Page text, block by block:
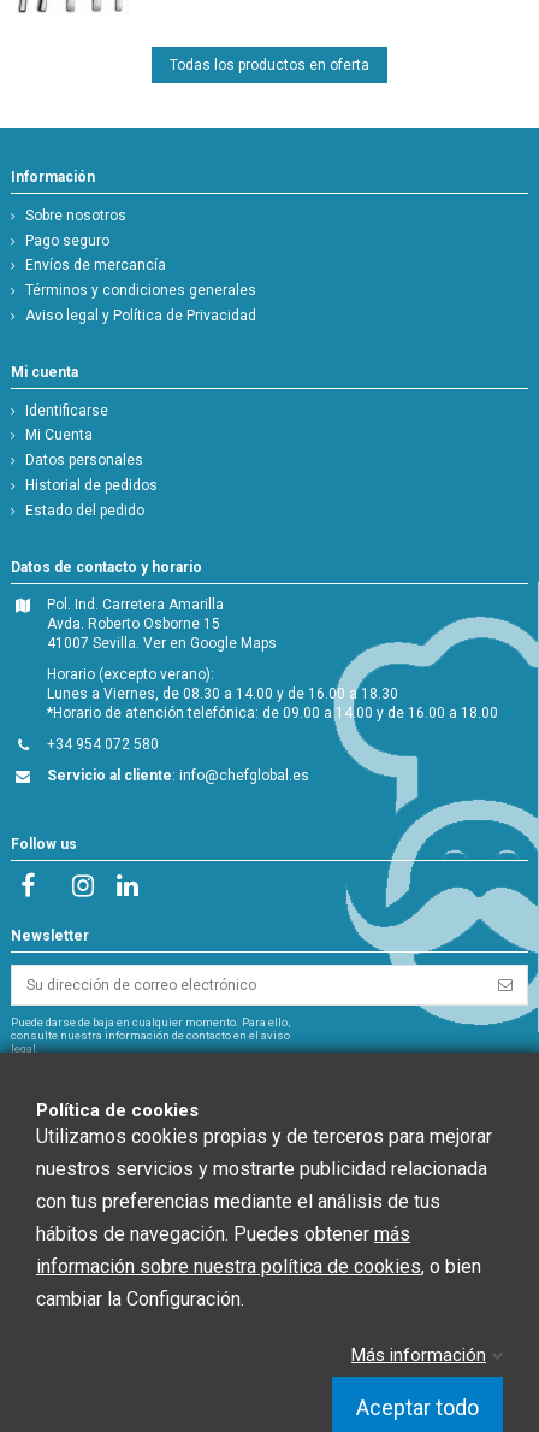
Todas los productos en oferta
Información
Sobre nosotros
Pago seguro
Envíos de mercancía
Términos y condiciones generales
Aviso legal y Política de Privacidad
Mi cuenta
Identificarse
Mi Cuenta
Datos personales
Historial de pedidos
Estado del pedido
Datos de contacto y horario
Pol. Ind. Carretera Amarilla
Avda. Roberto Osborne 15
41007 Sevilla.Ver en Google Maps
Horario (excepto verano):
Lunes a Viernes, de 08.30 a 14.00 y de 16.00 a 18.30
*Horario de atención telefónica: de 09.00 a 14.00 y de 16.00 a 18.00
+34 954 072 580
Servicio al cliente:info@chefglobal.es
Follow us
Newsletter
Puede darse de baja en cualquier momento. Para ello,
consulte nuestra información de contacto en el aviso
legal.
CHEF GLOBAL 2014 SOCIEDAD LIMITADA ha recibido una ayuda de la Unión
Europea con cargo al Fondo NextGenerationEU, en el marco del Plan de
Recuperación, Trasformación y Resiliencia, para INSTALACIÓN SOLAR
FOTOVOLTAICA dentro del programa de incentivos ligados al autoconsumo y
almacenamiento, con fuentes de Energía renovable, así como la
la Junta de Andalucía, a través de la Agencia Andaluza de la Energía.”
Política de cookies
Utilizamos cookies propias y de terceros para mejorar
nuestros servicios y mostrarte publicidad relacionada
con tus preferencias mediante el análisis de tus
hábitos de navegación. Puedes obtener más
información sobre nuestra política de cookies, o bien
cambiar la Configuración.
Más información
Aceptar todo